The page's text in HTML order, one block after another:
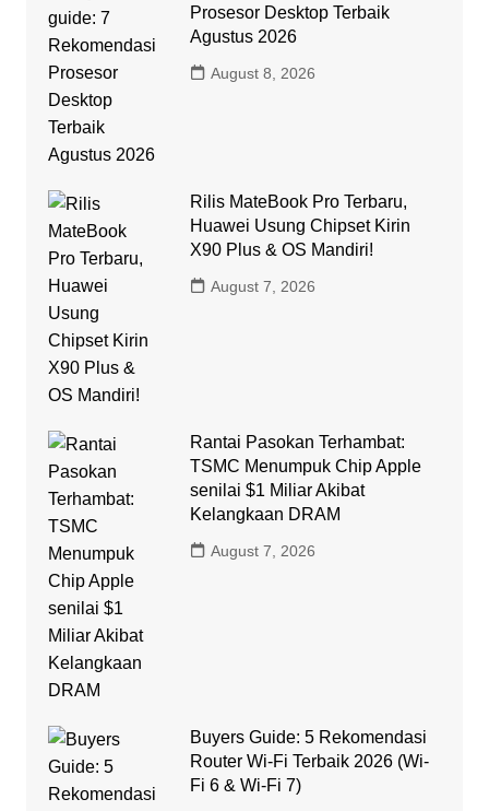
Prosesor Desktop Terbaik
Agustus 2026
August 8, 2026
Rilis MateBook Pro Terbaru,
Huawei Usung Chipset Kirin
X90 Plus & OS Mandiri!
August 7, 2026
Rantai Pasokan Terhambat:
TSMC Menumpuk Chip Apple
senilai $1 Miliar Akibat
Kelangkaan DRAM
August 7, 2026
Buyers Guide: 5 Rekomendasi
Router Wi-Fi Terbaik 2026 (Wi-
Fi 6 & Wi-Fi 7)